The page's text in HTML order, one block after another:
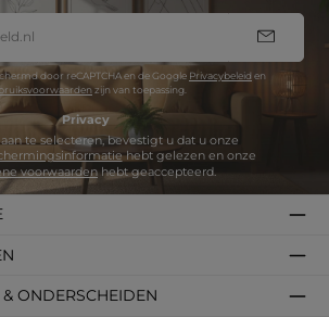
door reCAPTCHA en de Google Privacybeleid en
zijn van toepassing.
Privacy
voorwaardenhebt geaccepteerd.
ONDERSCHEIDEN